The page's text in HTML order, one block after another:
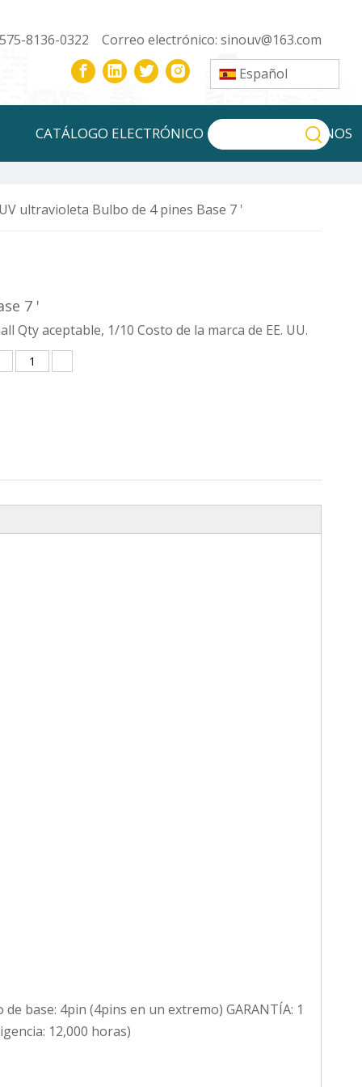
8136-0322 Correo electrónico: sinouv@163.com
Español
CATÁLOGO ELECTRÓNICO CONTÁCTENOS
ultravioleta Bulbo de 4 pines Base 7 '
7 '
Qty aceptable, 1/10 Costo de la marca de EE. UU.
base: 4pin (4pins en un extremo) GARANTÍA: 1
12,000 horas)